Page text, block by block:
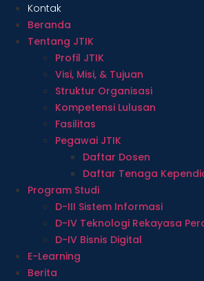
Kontak
Beranda
Tentang JTIK
Profil JTIK
Visi, Misi, & Tujuan
Struktur Organisasi
Kompetensi Lulusan
Fasilitas
Pegawai JTIK
Daftar Dosen
Daftar Tenaga
Program Studi
D-III Sistem Informasi
D-IV Teknologi Rekayasa
D-IV Bisnis Digital
E-Learning
Berita